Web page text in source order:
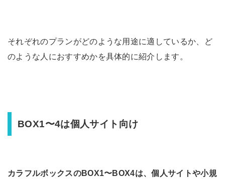
それぞれのプランがどのような用途に適しているか、ど
のような人におすすめかを具体的に紹介します。
BOX1〜4は個人サイト向け
カラフルボックスのBOX1〜BOX4は、個人サイトや小規